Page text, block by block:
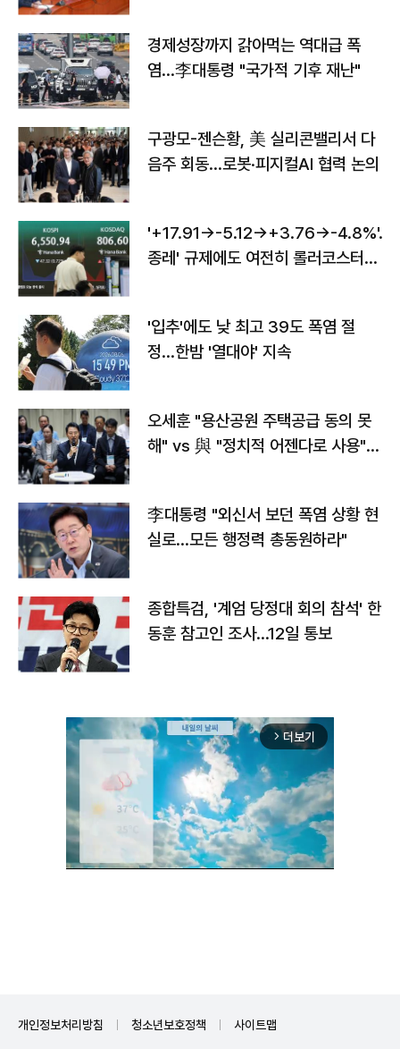
경제성장까지 갉아먹는 역대급 폭
염…李대통령 "국가적 기후 재난"
구광모-젠슨황, 美 실리콘밸리서 다
음주 회동…로봇·피지컬AI 협력 논의
'+17.91→-5.12→+3.76→-4.8%'…'
종레' 규제에도 여전히 롤러코스터
'입추'에도 낮 최고 39도 폭염 절
정…한밤 '열대야' 지속
오세훈 "용산공원 주택공급 동의 못
해" vs 與 "정치적 어젠다로 사용"
李대통령 "외신서 보던 폭염 상황 현
실로…모든 행정력 총동원하라"
종합특검, '계엄 당정대 회의 참석' 한
동훈 참고인 조사...12일 통보
arrow_forward_ios 더보기
개인정보처리방침 청소년보호정책 사이트맵